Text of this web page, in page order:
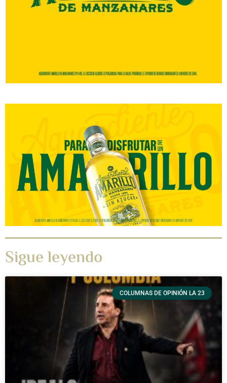
Sigue leyendo
COLUMNAS DE OPINIÓN LA 23